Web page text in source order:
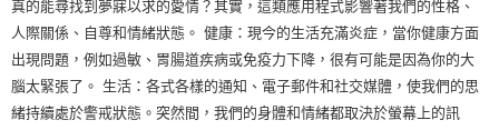
真的能尋找到夢寐以求的愛情？其實，這類應用程式影響著我們的性格、
人際關係、自尊和情緒狀態。 健康：現今的生活充滿炎症，當你健康方面
出現問題，例如過敏、胃腸道疾病或免疫力下降，很有可能是因為你的大
腦太緊張了。 生活：各式各樣的通知、電子郵件和社交媒體，使我們的思
緒持續處於警戒狀態。突然間，我們的身體和情緒都取決於螢幕上的訊